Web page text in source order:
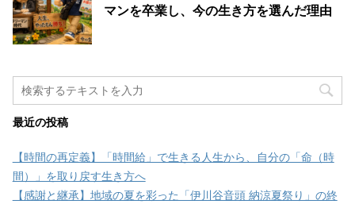
マンを卒業し、今の生き方を選んだ理由
最近の投稿
【時間の再定義】「時間給」で生きる人生から、自分の「命（時
間）」を取り戻す生き方へ
【感謝と継承】地域の夏を彩った「伊川谷音頭 納涼夏祭り」の終